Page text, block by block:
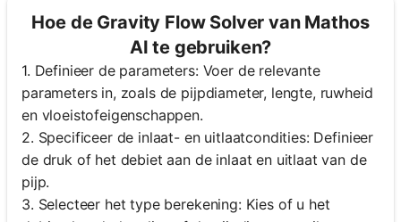
Hoe de Gravity Flow Solver van Mathos
AI te gebruiken?
1. Definieer de parameters: Voer de relevante
parameters in, zoals de pijpdiameter, lengte, ruwheid
en vloeistofeigenschappen.
2. Specificeer de inlaat- en uitlaatcondities: Definieer
de druk of het debiet aan de inlaat en uitlaat van de
pijp.
3. Selecteer het type berekening: Kies of u het